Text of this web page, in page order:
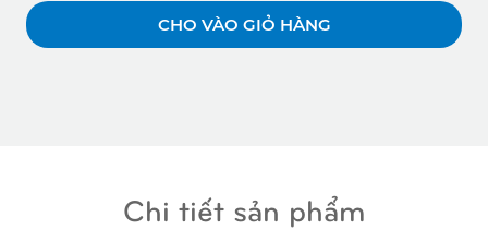
CHO VÀO GIỎ HÀNG
Chi tiết sản phẩm